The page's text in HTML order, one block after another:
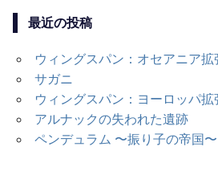
最近の投稿
ウィングスパン：オセアニア拡
サガニ
ウィングスパン：ヨーロッパ拡
アルナックの失われた遺跡
ペンデュラム 〜振り子の帝国〜